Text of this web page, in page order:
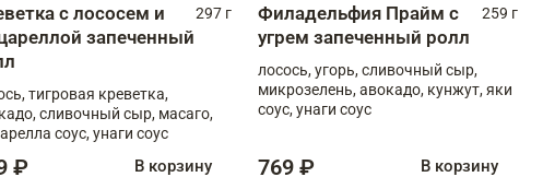
с лососем и
запеченный
297 г
тигровая креветка,
сливочный сыр, масаго,
соус, унаги соус
₽ В корзину
Филадельфия Прайм с
угрем запеченный ролл
259 г
лосось, угорь, сливочный сыр,
микрозелень, авокадо, кунжут, яки
соус, унаги соус
769 ₽ В корзину